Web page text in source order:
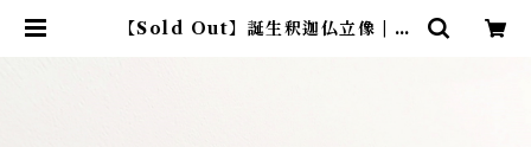
【Sold Out】誕生釈迦仏立像 | ア